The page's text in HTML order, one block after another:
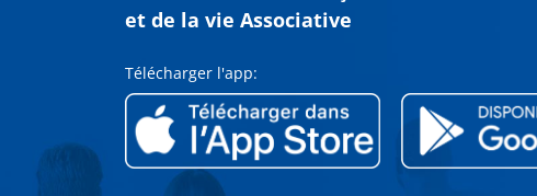
et de la vie Associative
Télécharger l'app: